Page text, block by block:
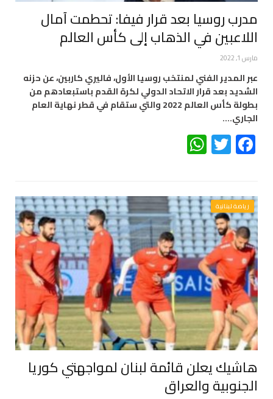
مدرب روسيا بعد قرار فيفا: تحطمت آمال
اللاعبين في الذهاب إلى كأس العالم
مارس 1, 2022
عبر المدير الفني لمنتخب روسيا الأول، فاليري كاربين، عن حزنه
الشديد بعد قرار الاتحاد الدولي لكرة القدم باستبعادهم من
بطولة كأس العالم 2022 والتي ستقام في قطر نهاية العام
الجاري.…
Facebook
Twitter
رياضة لبنانية
هاشيك يعلن قائمة لبنان لمواجهتي كوريا
الجنوبية والعراق